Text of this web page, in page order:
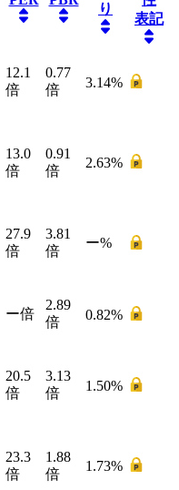
り
表記
12.1
倍
0.77
倍
3.14%
13.0
倍
0.91
倍
2.63%
27.9
倍
3.81
倍
ー%
ー倍
2.89
倍
0.82%
20.5
倍
3.13
倍
1.50%
23.3
倍
1.88
倍
1.73%